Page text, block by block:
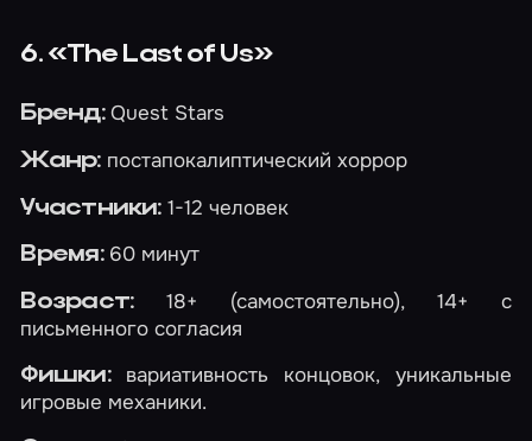
6. «The Last of Us»
Бренд:Quest Stars
Жанр:постапокалиптический хоррор
Участники:1-12 человек
Время:60 минут
Возраст:18+ (самостоятельно), 14+ с
письменного согласия
Фишки:вариативность концовок, уникальные
игровые механики.